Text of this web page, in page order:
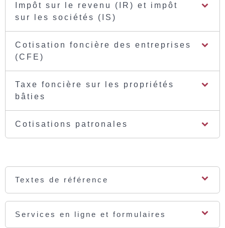
Impôt sur le revenu (IR) et impôt
sur les sociétés (IS)
Cotisation foncière des entreprises
(CFE)
Taxe foncière sur les propriétés
bâties
Cotisations patronales
Textes de référence
Services en ligne et formulaires